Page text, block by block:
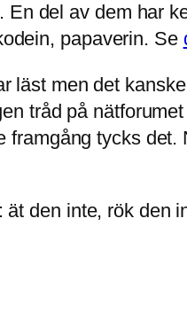
del av dem har
papaverin. Se
läst men det
tråd på
tycks
den inte, rök den